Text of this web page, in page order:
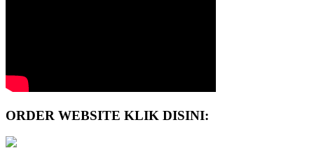
ORDER WEBSITE KLIK DISINI: